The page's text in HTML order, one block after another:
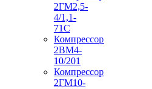
2ГМ2,5-
4/1,1-
71С
Компрессор
2ВМ4-
10/201
Компрессор
2ГМ10-